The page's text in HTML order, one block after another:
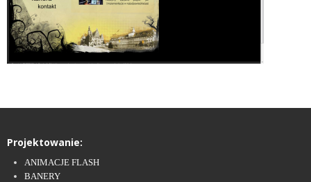
Projektowanie:
ANIMACJE FLASH
BANERY